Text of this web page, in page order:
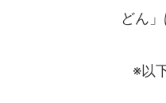
どん
※以